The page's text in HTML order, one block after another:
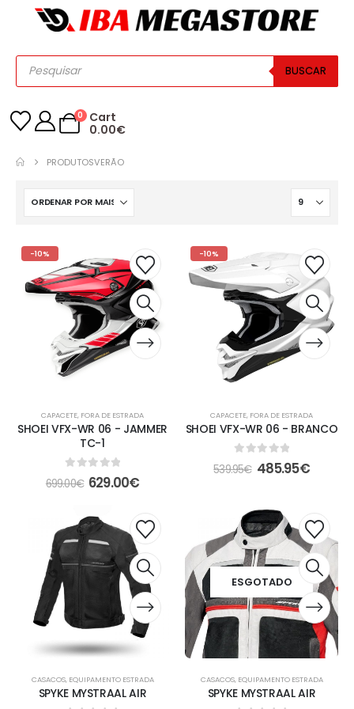
BUSCAR
0
Cart
0.00€
PRODUTOSVERÃO
-10%
CAPACETE, FORA DE ESTRADA
SHOEI VFX-WR 06 - JAMMER
TC-1
out of 5
699.00€ 629.00€
-10%
CAPACETE, FORA DE ESTRADA
SHOEI VFX-WR 06 - BRANCO
out of 5
539.95€ 485.95€
CASACOS, EQUIPAMENTO ESTRADA
SPYKE MYSTRAAL AIR
ESGOTADO
CASACOS, EQUIPAMENTO ESTRADA
SPYKE MYSTRAAL AIR